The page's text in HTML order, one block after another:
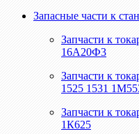
Запасные части к
Запчасти к
16А20Ф3
Запчасти к
1525 1531
Запчасти к
1К625